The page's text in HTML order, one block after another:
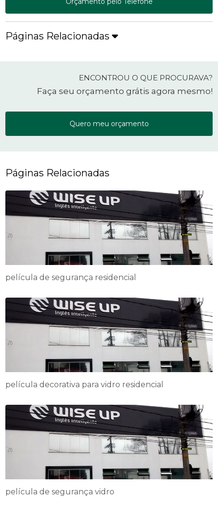
Páginas Relacionadas
ENCONTROU O QUE PROCURAVA?
Faça seu orçamento grátis agora mesmo!
Quero meu orçamento
Páginas Relacionadas
película de segurança residencial
película decorativa para vidro residencial
película de segurança vidro